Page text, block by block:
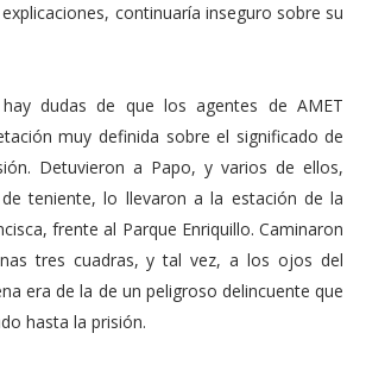
continuaría inseguro sobre su
dudas de que los agentes de AMET
muy definida sobre el significado de
Detuvieron a Papo, y varios de ellos,
teniente, lo llevaron a la estación de la
frente al Parque Enriquillo. Caminaron
tres cuadras, y tal vez, a los ojos del
era de la de un peligroso delincuente que
hasta la prisión.